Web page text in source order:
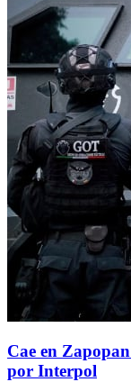
Cae en
por Interpol